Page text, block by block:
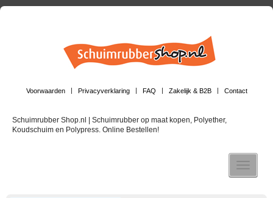
Voorwaarden Privacyverklaring FAQ Zakelijk & B2B Contact
Schuimrubber Shop.nl | Schuimrubber op maat kopen, Polyether,
Koudschuim en Polypress. Online Bestellen!
Toggle